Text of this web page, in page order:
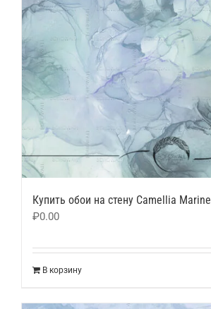
Купить обои на стену Camellia Marine
₽0.00
В корзину